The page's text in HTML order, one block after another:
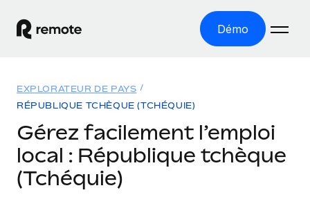
Démo
Les produits
EMPLOI À L’INTERNATIONAL
Paie multipays
Gérez la paie facilement et en toute conformité
Solutions
COUVERTURE MONDIALE
Ressources
EXPLORATEUR DE PAYS
RÉPUBLIQUE TCHÈQUE (TCHÉQUIE)
Gérez facilement l’emploi
local : République tchèque
(Tchéquie)